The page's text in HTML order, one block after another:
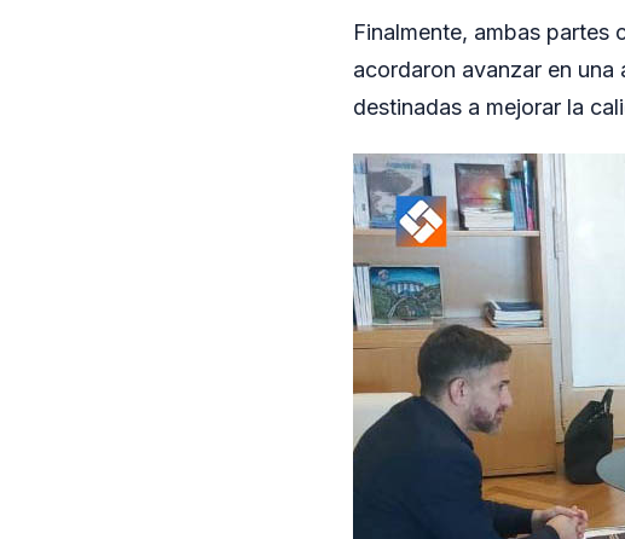
Finalmente, ambas partes
acordaron avanzar en
destinadas a mejorar la